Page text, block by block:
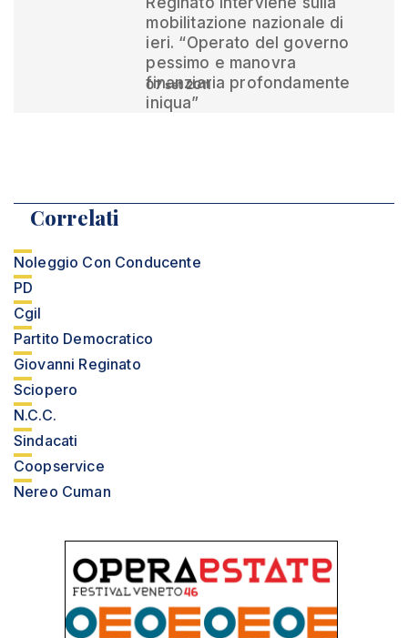
mobilitazione nazionale di
ieri. “Operato del governo
pessimo e manovra
finanziaria profondamente
iniqua”
07 set 2011
Correlati
Noleggio Con Conducente
PD
Cgil
Partito Democratico
Giovanni Reginato
Sciopero
N.C.C.
Sindacati
Coopservice
Nereo Cuman